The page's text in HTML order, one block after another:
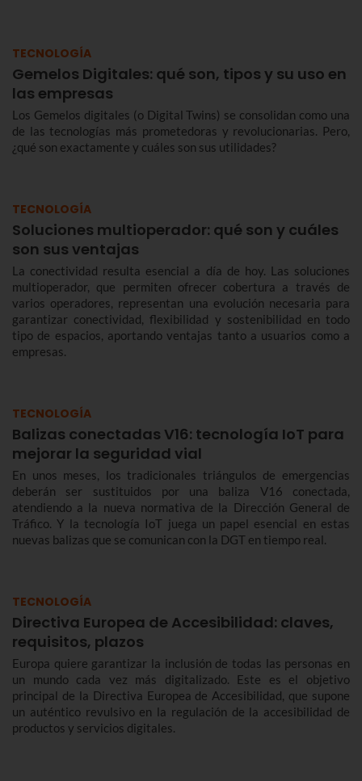
TECNOLOGÍA
Gemelos Digitales: qué son, tipos y su uso en
las empresas
Los Gemelos digitales (o Digital Twins) se consolidan como una
de las tecnologías más prometedoras y revolucionarias. Pero,
¿qué son exactamente y cuáles son sus utilidades?
TECNOLOGÍA
Soluciones multioperador: qué son y cuáles
son sus ventajas
La conectividad resulta esencial a día de hoy. Las soluciones
multioperador, que permiten ofrecer cobertura a través de
varios operadores, representan una evolución necesaria para
garantizar conectividad, flexibilidad y sostenibilidad en todo
tipo de espacios, aportando ventajas tanto a usuarios como a
empresas.
TECNOLOGÍA
Balizas conectadas V16: tecnología IoT para
mejorar la seguridad vial
En unos meses, los tradicionales triángulos de emergencias
deberán ser sustituidos por una baliza V16 conectada,
atendiendo a la nueva normativa de la Dirección General de
Tráfico. Y la tecnología IoT juega un papel esencial en estas
nuevas balizas que se comunican con la DGT en tiempo real.
TECNOLOGÍA
Directiva Europea de Accesibilidad: claves,
requisitos, plazos
Europa quiere garantizar la inclusión de todas las personas en
un mundo cada vez más digitalizado. Este es el objetivo
principal de la Directiva Europea de Accesibilidad, que supone
un auténtico revulsivo en la regulación de la accesibilidad de
productos y servicios digitales.